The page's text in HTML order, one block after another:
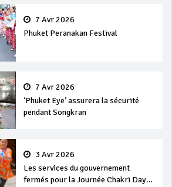
7 Avr 2026
Phuket Peranakan Festival
7 Avr 2026
‘Phuket Eye’ assurera la sécurité
pendant Songkran
3 Avr 2026
Les services du gouvernement
fermés pour la Journée Chakri Day